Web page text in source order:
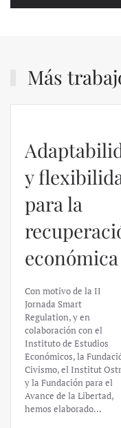
Más
y
para la
económica
Con motivo de la II
Jornada Smart
Regulation, y en
colaboración con el
Instituto de Estudios
Económicos, la
Civismo, el Institut
y la Fundación para el
Avance de la Libertad,
hemos elaborado…